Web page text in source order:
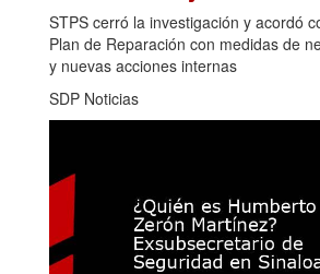
STPS cerró la investigación y acordó
Plan de Reparación con medidas de
y nuevas acciones internas
SDP Noticias